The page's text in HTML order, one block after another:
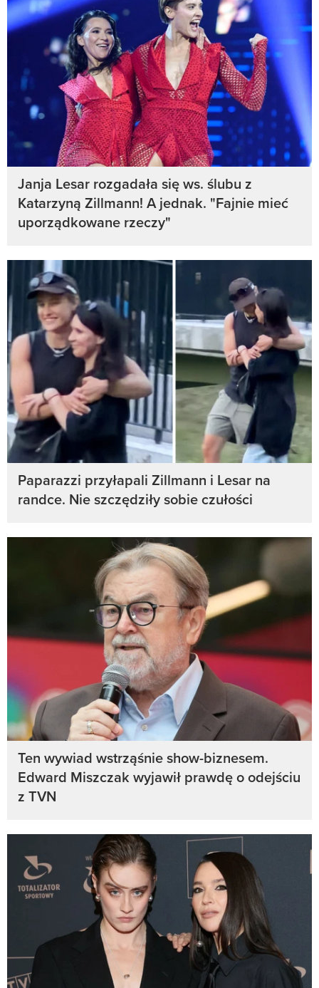
Janja Lesar rozgadała się ws. ślubu z
Katarzyną Zillmann! A jednak. "Fajnie mieć
uporządkowane rzeczy"
Paparazzi przyłapali Zillmann i Lesar na
randce. Nie szczędziły sobie czułości
Ten wywiad wstrząśnie show-biznesem.
Edward Miszczak wyjawił prawdę o odejściu
z TVN